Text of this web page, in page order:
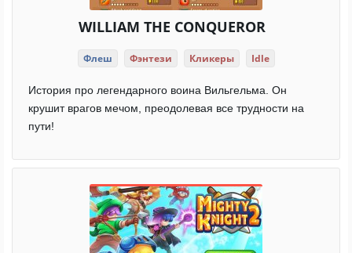
WILLIAM THE CONQUEROR
Флеш Фэнтези Кликеры Idle
История про легендарного воина Вильгельма. Он
крушит врагов мечом, преодолевая все трудности на
пути!